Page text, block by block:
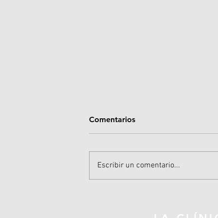
Síndrome ciclista
Comentarios
Escribir un comentario...